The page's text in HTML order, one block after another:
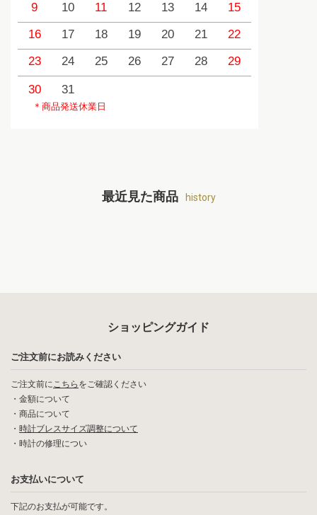
9
10 11 12 13 14
15
16
17 18 19 20 21
22
23
24 25 26 27 28 29
30 31
＊商品発送休業日
最近見た商品 history
ショッピングガイド
ご注文前にお読みください
ご注文前にこちら をご確認ください
・ 金額について
・ 商品について
・ 時計ブレスサイズ調整について
・ 時計の修理につい
お支払いについて
下記のお支払が可能です。